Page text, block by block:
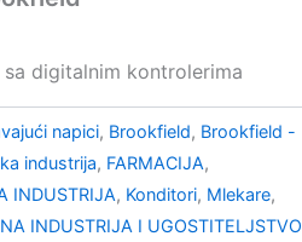
digitalnim kontrolerima
napici, Brookfield, Brookfield -
industrija, FARMACIJA,
INDUSTRIJA, Konditori, Mlekare,
INDUSTRIJA I UGOSTITELJSTVO